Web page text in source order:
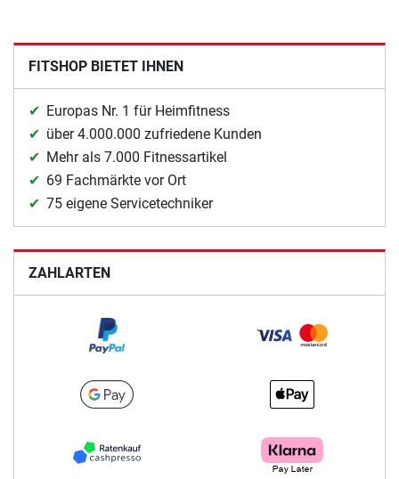
FITSHOP BIETET IHNEN
Europas Nr. 1 für Heimfitness
über 4.000.000 zufriedene Kunden
Mehr als 7.000 Fitnessartikel
69 Fachmärkte vor Ort
75 eigene Servicetechniker
ZAHLARTEN